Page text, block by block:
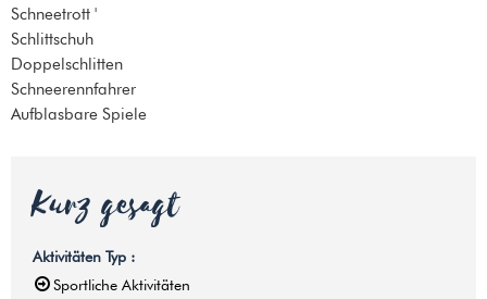
Schneetrott '
Schlittschuh
Doppelschlitten
Schneerennfahrer
Aufblasbare Spiele
Kurz gesagt
Aktivitäten Typ :
Sportliche Aktivitäten